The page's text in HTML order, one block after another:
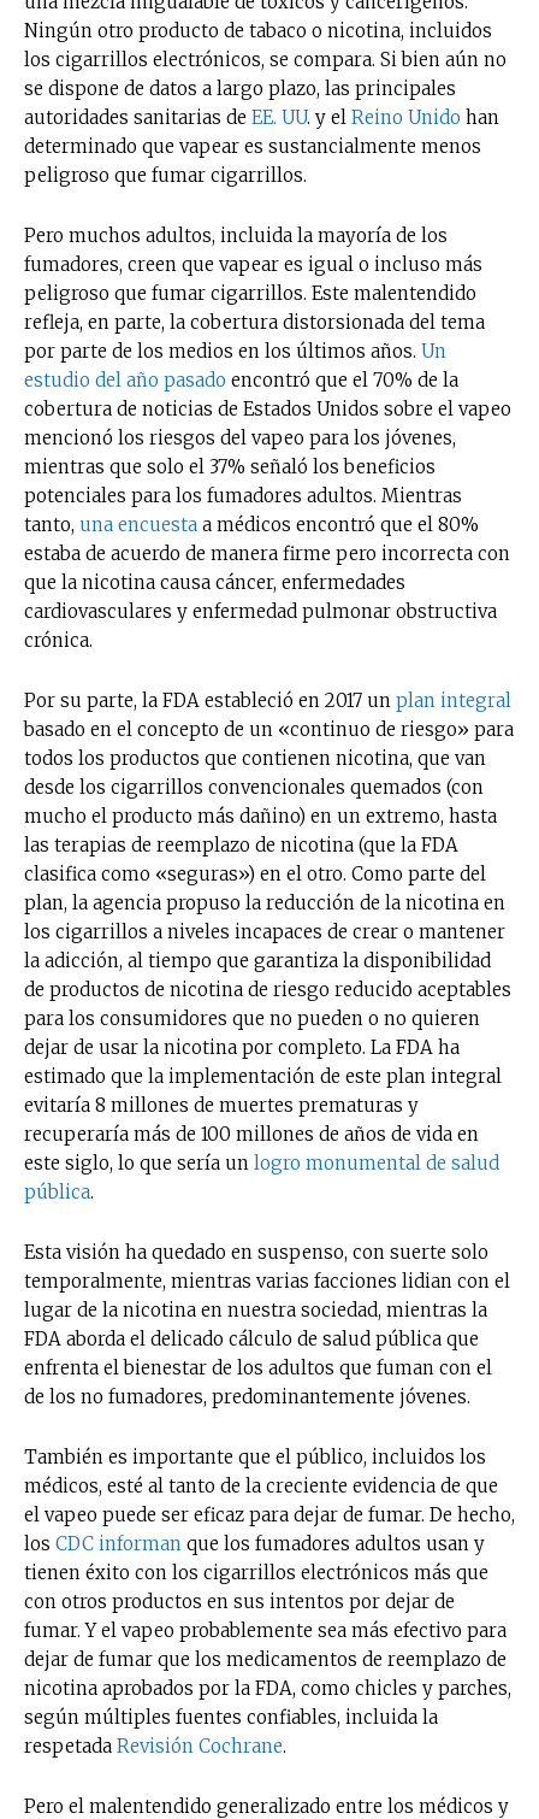
Ningún otro producto de tabaco o nicotina, incluidos
los cigarrillos electrónicos, se compara. Si bien aún no
se dispone de datos a largo plazo, las principales
autoridades sanitarias de EE. UU. y el Reino Unido han
determinado que vapear es sustancialmente menos
peligroso que fumar cigarrillos.
Pero muchos adultos, incluida la mayoría de los
fumadores, creen que vapear es igual o incluso más
peligroso que fumar cigarrillos. Este malentendido
refleja, en parte, la cobertura distorsionada del tema
por parte de los medios en los últimos años. Un
estudio del año pasado encontró que el 70% de la
cobertura de noticias de Estados Unidos sobre el vapeo
mencionó los riesgos del vapeo para los jóvenes,
mientras que solo el 37% señaló los beneficios
potenciales para los fumadores adultos. Mientras
tanto, una encuesta a médicos encontró que el 80%
estaba de acuerdo de manera firme pero incorrecta con
que la nicotina causa cáncer, enfermedades
cardiovasculares y enfermedad pulmonar obstructiva
crónica.
Por su parte, la FDA estableció en 2017 un plan integral
basado en el concepto de un «continuo de riesgo» para
todos los productos que contienen nicotina, que van
desde los cigarrillos convencionales quemados (con
mucho el producto más dañino) en un extremo, hasta
las terapias de reemplazo de nicotina (que la FDA
clasifica como «seguras») en el otro. Como parte del
plan, la agencia propuso la reducción de la nicotina en
los cigarrillos a niveles incapaces de crear o mantener
la adicción, al tiempo que garantiza la disponibilidad
de productos de nicotina de riesgo reducido aceptables
para los consumidores que no pueden o no quieren
dejar de usar la nicotina por completo. La FDA ha
estimado que la implementación de este plan integral
evitaría 8 millones de muertes prematuras y
recuperaría más de 100 millones de años de vida en
este siglo, lo que sería un logro monumental de salud
pública.
Esta visión ha quedado en suspenso, con suerte solo
temporalmente, mientras varias facciones lidian con el
lugar de la nicotina en nuestra sociedad, mientras la
FDA aborda el delicado cálculo de salud pública que
enfrenta el bienestar de los adultos que fuman con el
de los no fumadores, predominantemente jóvenes.
También es importante que el público, incluidos los
médicos, esté al tanto de la creciente evidencia de que
el vapeo puede ser eficaz para dejar de fumar. De hecho,
los CDC informan que los fumadores adultos usan y
tienen éxito con los cigarrillos electrónicos más que
con otros productos en sus intentos por dejar de
fumar. Y el vapeo probablemente sea más efectivo para
dejar de fumar que los medicamentos de reemplazo de
nicotina aprobados por la FDA, como chicles y parches,
según múltiples fuentes confiables, incluida la
respetada Revisión Cochrane.
Pero el malentendido generalizado entre los médicos y